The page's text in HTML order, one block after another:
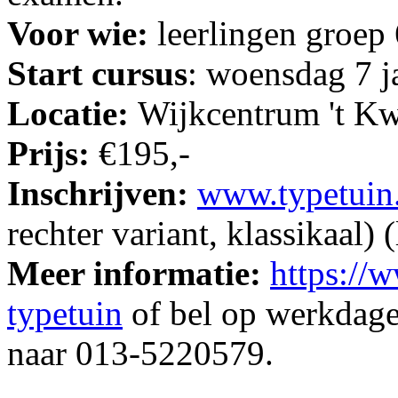
Voor wie: leerlingen
Start cursus: woensdag 7
Locatie: Wijkcentrum 't
Prijs: €195,-
Inschrijven:
rechter variant, klassikaal)
Meer informatie: https://
typetuin of bel op
naar 013-5220579.